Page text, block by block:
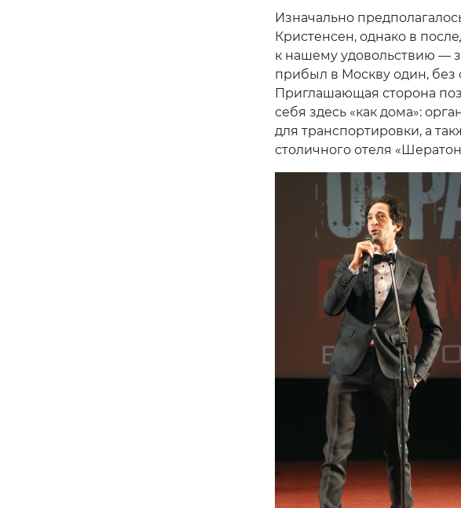
Изначально
Кристенсен, однако в
к нашему удовольствию —
прибыл в Москву один, без
Приглашающая сторона
себя здесь «как дома»:
для транспортировки, а
столичного отеля